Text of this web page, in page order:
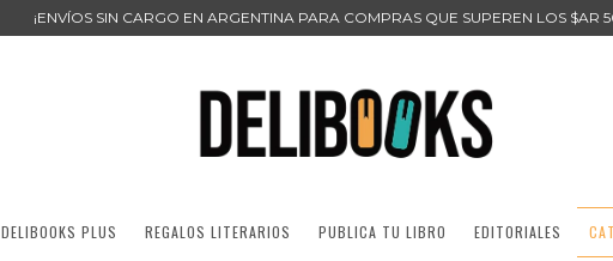
¡ENVÍOS SIN CARGO EN ARGENTINA PARA COMPRAS QUE SUPEREN LOS $AR
DELIBOOKS PLUS REGALOS LITERARIOS PUBLICA TU LIBRO EDITORIALES